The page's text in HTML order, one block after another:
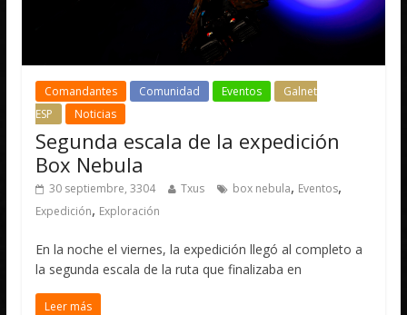
Comandantes Comunidad Eventos
Galnet
ESP
Noticias
Segunda escala de la expedición
Box Nebula
30 septiembre, 3304 Txus box nebula, Eventos,
Expedición, Exploración
En la noche el viernes, la expedición llegó al completo a
la segunda escala de la ruta que finalizaba en
Leer más